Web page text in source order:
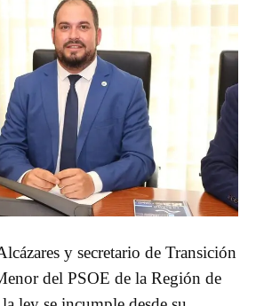
y secretario de Transición
del PSOE de la Región de